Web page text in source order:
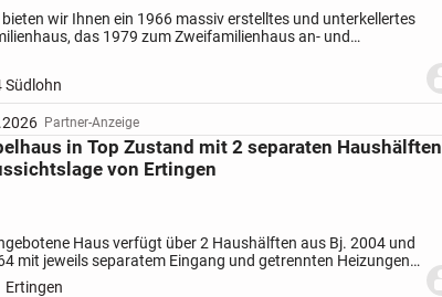
bieten wir Ihnen ein 1966 massiv erstelltes und unterkellertes
das 1979 zum Zweifamilienhaus an- und
Südlohn
Partner-Anzeige
in Top Zustand mit 2 separaten Haushälften
von Ertingen
Haus verfügt über 2 Haushälften aus Bj. 2004 und
mit jeweils separatem Eingang und getrennten Heizungen.
beträgt ca. 208 m² und teilt sich wie folgt...
Ertingen